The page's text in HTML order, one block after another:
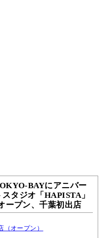
BAYにアニバー
タジオ「HAPISTA」
ープン、千葉初出店
（オープン）